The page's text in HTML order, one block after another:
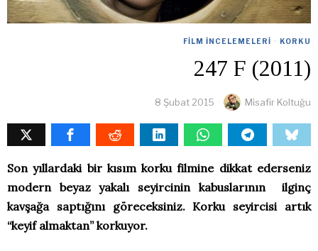
FILM İNCELEMELERI · KORKU
247 F (2011)
8 Şubat 2015 Misafir Koltuğu
Son yıllardaki bir kısım korku filmine dikkat ederseniz
modern beyaz yakalı seyircinin kabuslarının ilginç
kavşağa saptığını göreceksiniz. Korku seyircisi artık
“keyif almaktan” korkuyor.